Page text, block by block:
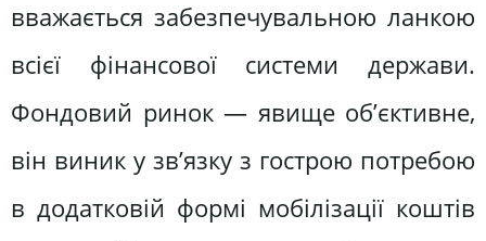
вважається забезпечувальною ланкою
всієї фінансової системи держави.
Фондовий ринок — явище об’єктивне,
він виник у зв’язку з гострою потребою
в додатковій формі мобілізації коштів